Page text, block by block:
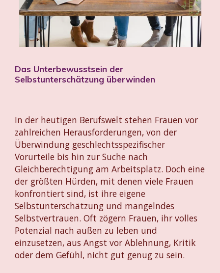
Das Unterbewusstsein der
Selbstunterschätzung überwinden
In der heutigen Berufswelt stehen Frauen vor
zahlreichen Herausforderungen, von der
Überwindung geschlechtsspezifischer
Vorurteile bis hin zur Suche nach
Gleichberechtigung am Arbeitsplatz. Doch eine
der größten Hürden, mit denen viele Frauen
konfrontiert sind, ist ihre eigene
Selbstunterschätzung und mangelndes
Selbstvertrauen. Oft zögern Frauen, ihr volles
Potenzial nach außen zu leben und
einzusetzen, aus Angst vor Ablehnung, Kritik
oder dem Gefühl, nicht gut genug zu sein.